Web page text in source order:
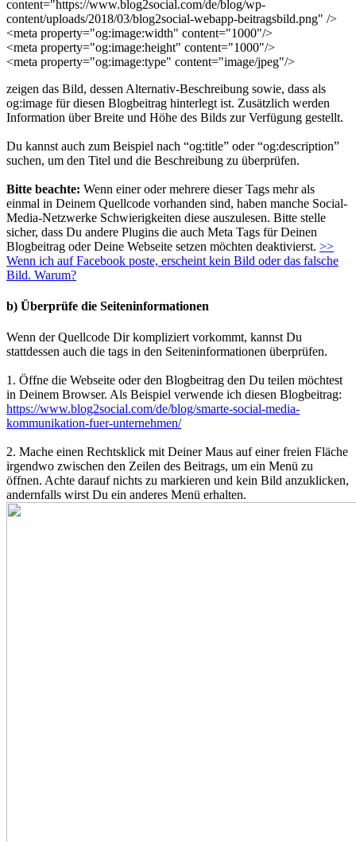
content="https://www.blog2social.com/de/blog/wp-
content/uploads/2018/03/blog2social-webapp-beitragsbild.png" />
<meta property="og:image:width" content="1000"/>
<meta property="og:image:height" content="1000"/>
<meta property="og:image:type" content="image/jpeg"/>
zeigen das Bild, dessen Alternativ-Beschreibung sowie, dass als
og:image für diesen Blogbeitrag hinterlegt ist. Zusätzlich werden
Information über Breite und Höhe des Bilds zur Verfügung gestellt.
Du kannst auch zum Beispiel nach “og:title” oder “og:description”
suchen, um den Titel und die Beschreibung zu überprüfen.
Bitte beachte: Wenn einer oder mehrere dieser Tags mehr als
einmal in Deinem Quellcode vorhanden sind, haben manche Social-
Media-Netzwerke Schwierigkeiten diese auszulesen. Bitte stelle
sicher, dass Du andere Plugins die auch Meta Tags für Deinen
Blogbeitrag oder Deine Webseite setzen möchten deaktivierst. >>
Wenn ich auf Facebook poste, erscheint kein Bild oder das falsche
Bild. Warum?
b) Überprüfe die Seiteninformationen
Wenn der Quellcode Dir kompliziert vorkommt, kannst Du
stattdessen auch die tags in den Seiteninformationen überprüfen.
1. Öffne die Webseite oder den Blogbeitrag den Du teilen möchtest
in Deinem Browser. Als Beispiel verwende ich diesen Blogbeitrag:
https://www.blog2social.com/de/blog/smarte-social-media-
kommunikation-fuer-unternehmen/
2. Mache einen Rechtsklick mit Deiner Maus auf einer freien Fläche
irgendwo zwischen den Zeilen des Beitrags, um ein Menü zu
öffnen. Achte darauf nichts zu markieren und kein Bild anzuklicken,
andernfalls wirst Du ein anderes Menü erhalten.